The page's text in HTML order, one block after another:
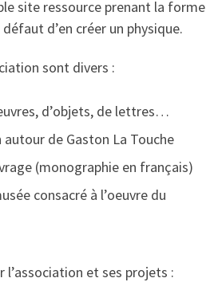
site ressource prenant la forme
d’en créer un physique.
sont divers :
d’objets, de lettres…
de Gaston La Touche
(monographie en français)
consacré à l’oeuvre du
l’association et ses projets :